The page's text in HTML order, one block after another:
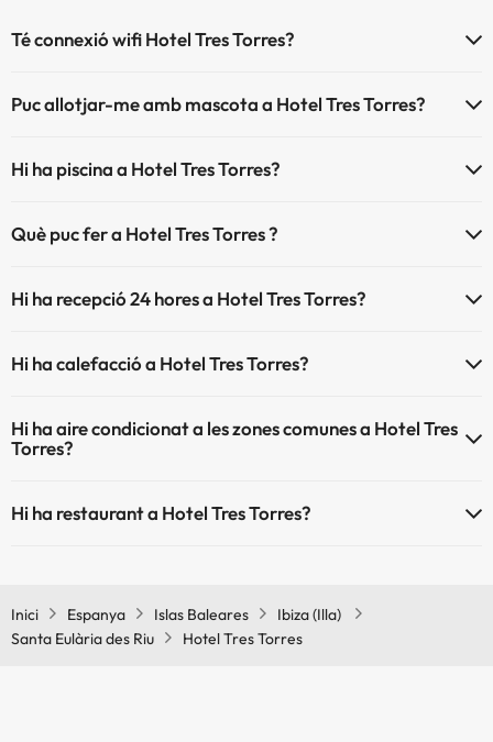
Té connexió wifi Hotel Tres Torres?
Puc allotjar-me amb mascota a Hotel Tres Torres?
Hi ha piscina a Hotel Tres Torres?
Aquí tens més info sobre la piscina i altres instal·lacions.
Què puc fer a Hotel Tres Torres ?
ser de pagament).
Hi ha recepció 24 hores a Hotel Tres Torres?
Hi ha calefacció a Hotel Tres Torres?
Hi ha aire condicionat a les zones comunes a Hotel Tres
Torres?
Hi ha restaurant a Hotel Tres Torres?
Inici Espanya Islas Baleares
Ibiza (Illa)
Santa Eulària des Riu
Hotel Tres Torres